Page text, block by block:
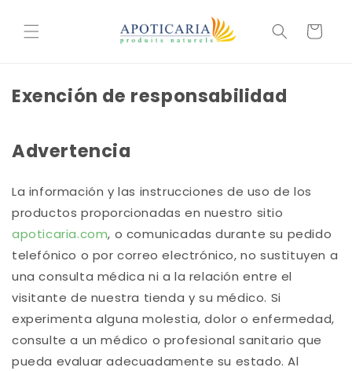
au
Cesta
Exención de responsabilidad
Advertencia
La información y las instrucciones de uso de los
productos proporcionadas en nuestro sitio
apoticaria.com, o comunicadas durante su pedido
telefónico o por correo electrónico, no sustituyen a
una consulta médica ni a la relación entre el
visitante de nuestra tienda y su médico. Si
experimenta alguna molestia, dolor o enfermedad,
consulte a un médico o profesional sanitario que
pueda evaluar adecuadamente su estado. Al